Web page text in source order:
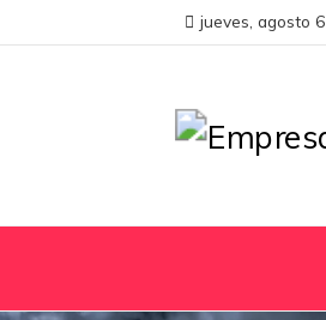
jueves, agosto 6